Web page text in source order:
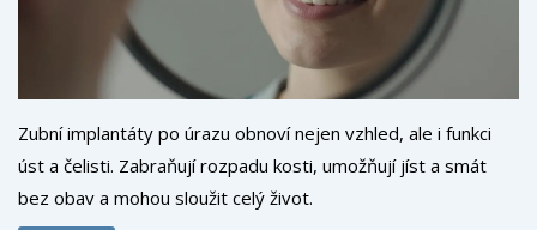
Zubní implantáty po úrazu obnoví nejen vzhled, ale i funkci
úst a čelisti. Zabraňují rozpadu kosti, umožňují jíst a smát
bez obav a mohou sloužit celý život.